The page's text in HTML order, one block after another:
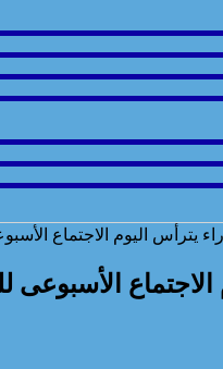
يترأس اليوم الاجتماع
الأسبوعى